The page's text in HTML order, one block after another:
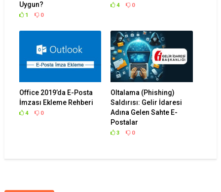
Uygun?
1 0
4 0
Office 2019’da E-Posta
İmzası Ekleme Rehberi
4 0
Oltalama (Phishing)
Saldırısı: Gelir İdaresi
Adına Gelen Sahte E-
Postalar
3 0